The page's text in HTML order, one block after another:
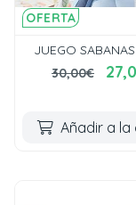
OFERTA
JUEGO
30,00€
Añadir a la